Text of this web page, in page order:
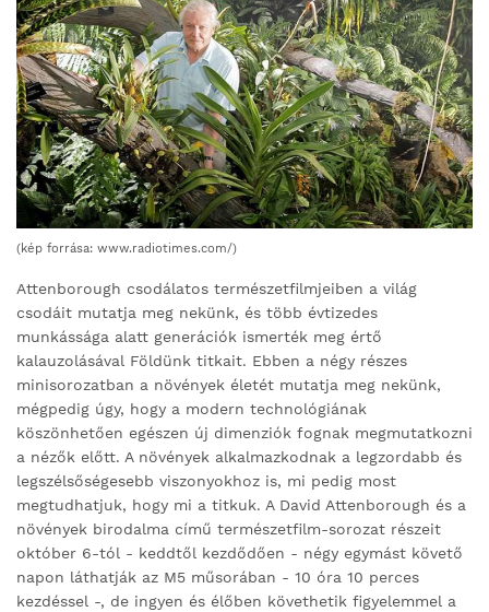
(kép forrása: www.radiotimes.com/)
Attenborough csodálatos természetfilmjeiben a világ
csodáit mutatja meg nekünk, és több évtizedes
munkássága alatt generációk ismerték meg értő
kalauzolásával Földünk titkait. Ebben a négy részes
minisorozatban a növények életét mutatja meg nekünk,
mégpedig úgy, hogy a modern technológiának
köszönhetően egészen új dimenziók fognak megmutatkozni
a nézők előtt. A növények alkalmazkodnak a legzordabb és
legszélsőségesebb viszonyokhoz is, mi pedig most
megtudhatjuk, hogy mi a titkuk. A David Attenborough és a
növények birodalma című természetfilm-sorozat részeit
október 6-tól - keddtől kezdődően - négy egymást követő
napon láthatják az M5 műsorában - 10 óra 10 perces
kezdéssel -, de ingyen és élőben követhetik figyelemmel a